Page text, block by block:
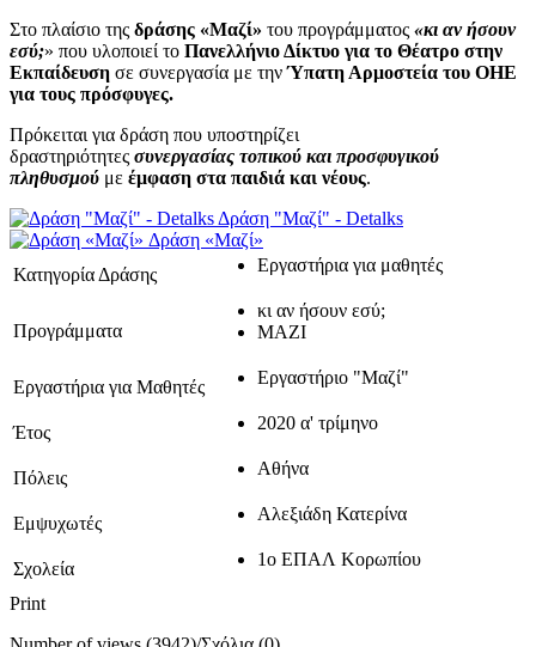
Στο πλαίσιο της δράσης «Μαζί» του προγράμματος «κι αν ήσουν
εσύ;» που υλοποιεί το Πανελλήνιο Δίκτυο για το Θέατρο στην
Εκπαίδευση σε συνεργασία με τηνΎπατη Αρμοστεία του ΟΗΕ
για τους πρόσφυγες.
Πρόκειται για δράση που υποστηρίζει
δραστηριότητες συνεργασίας τοπικού και προσφυγικού
πληθυσμού με έμφαση στα παιδιά και νέους.
Δράση "Μαζί" - Detalks
Δράση «Μαζί»
Κατηγορία Δράσης
Εργαστήρια για μαθητές
Προγράμματα
κι αν ήσουν εσύ;
ΜΑΖΙ
Εργαστήρια για Μαθητές Εργαστήριο "Μαζί"
Έτος 2020 α' τρίμηνο
Πόλεις Αθήνα
Εμψυχωτές Αλεξιάδη Κατερίνα
Σχολεία 1o ΕΠΑΛ Κορωπίου
Print